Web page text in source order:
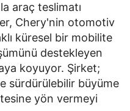
araç teslimatı
Chery'nin otomotiv
küresel bir mobilite
destekleyen
koyuyor. Şirket;
sürdürülebilir büyüme
yön vermeyi